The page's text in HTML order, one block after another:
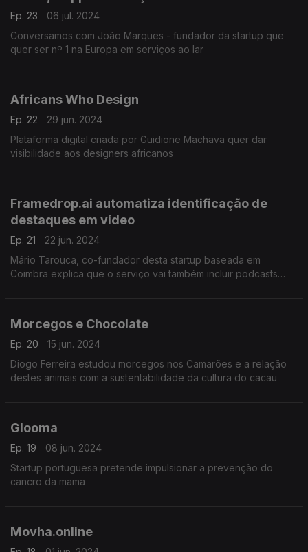
Ep. 23
06 jul. 2024
Conversamos com João Marques - fundador da startup que
quer ser nº 1 na Europa em serviços ao lar
Africans Who Design
Ep. 22
29 jun. 2024
Plataforma digital criada por Guidione Machava quer dar
visibilidade aos designers africanos
Framedrop.ai automatiza identificação de
destaques em vídeo
Ep. 21
22 jun. 2024
Mário Tarouca, co-fundador desta startup baseada em
Coimbra explica que o serviço vai também incluir podcasts
Morcegos e Chocolate
Ep. 20
15 jun. 2024
Diogo Ferreira estudou morcegos nos Camarões e a relação
destes animais com a sustentabilidade da cultura do cacau
Glooma
Ep. 19
08 jun. 2024
Startup portuguesa pretende impulsionar a prevenção do
cancro da mama
Movha.online